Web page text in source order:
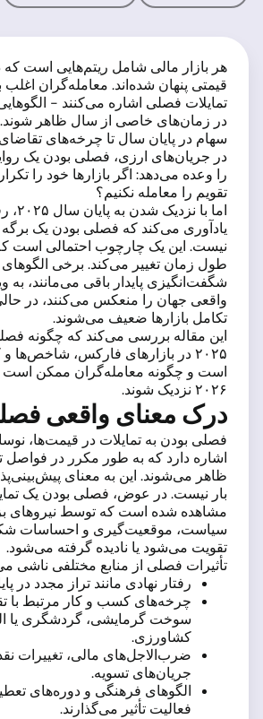
هر بازار مالی شامل ریتم‌هایی است
قیمتی پنهان شده‌اند. معامله‌گران اغلب
تمایلات فصلی اشاره می‌کنند -
در زمان‌های خاصی از سال ظاهر شوند.
سهام در پایان سال تا چرخه‌های تقاضای
در جریان‌های ارزی، فصلی بودن یک
را وعده می‌دهد: اگر بازارها خود را
تقویم را معامله نکنیم؟
اما با
یادآوری می‌کند که فصلی بودن یک
نیست. این یک چارچوب احتمالی است
طول زمان تغییر می‌کند. برخی
شگفت‌انگیزی پایدار باقی می‌مانند، به
واقعی جهان را منعکس می‌کنند، در
تکامل بازارها ضعیف می‌شوند.
این مقاله بررسی می‌کند که چگونه
۲۰۲۵ در بازارهای فارکس، شاخص‌ها و
است و چگونه معامله‌گران ممکن است
۲۰۲۶ نزدیک شوند.
درک معنای واقعی
فصلی بودن به تمایلات در قیمت‌ها،
اشاره دارد که به طور مکرر در فواصل
ظاهر می‌شوند. این به معنای
بار نیست. در عوض، فصلی بودن یک
مشاهده شده است که توسط نیروهای
سیاست، موقعیت‌گیری و احساسات
تقویت می‌شود یا نادیده گرفته می‌شود.
تأثیرات فصلی از منابع مختلفی ناشی
رفتار نهادی مانند تراز مجدد در
چرخه‌های کسب و کار مرتبط با
سوخت گرمایشی، گردشگری یا
کشاورزی.
ضرب‌الاجل‌های مالی، تغییرات
جریان‌های تسویه.
الگوهای فرهنگی و دوره‌های
فعالیت تأثیر می‌گذارند.